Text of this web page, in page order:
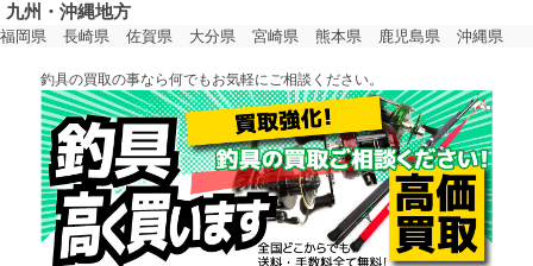
九州・沖縄地方
福岡県 長崎県 佐賀県 大分県 宮崎県 熊本県 鹿児島県 沖縄県
釣具の買取の事なら何でもお気軽にご相談ください。